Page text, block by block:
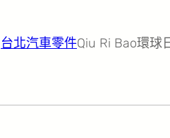
台北汽車零件Qiu Ri Bao環球